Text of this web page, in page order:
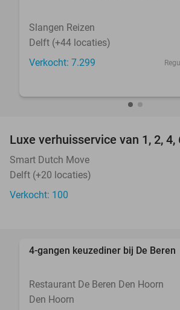
Slangen Reizen
Delft (+44 locaties)
Verkocht: 7.299
Luxe verhuisservice van 1, 2, 4,
Smart Dutch Move
Delft (+20 locaties)
Verkocht: 100
4-gangen keuzediner bij De Beren
Restaurant De Beren Den Hoorn
Den Hoorn